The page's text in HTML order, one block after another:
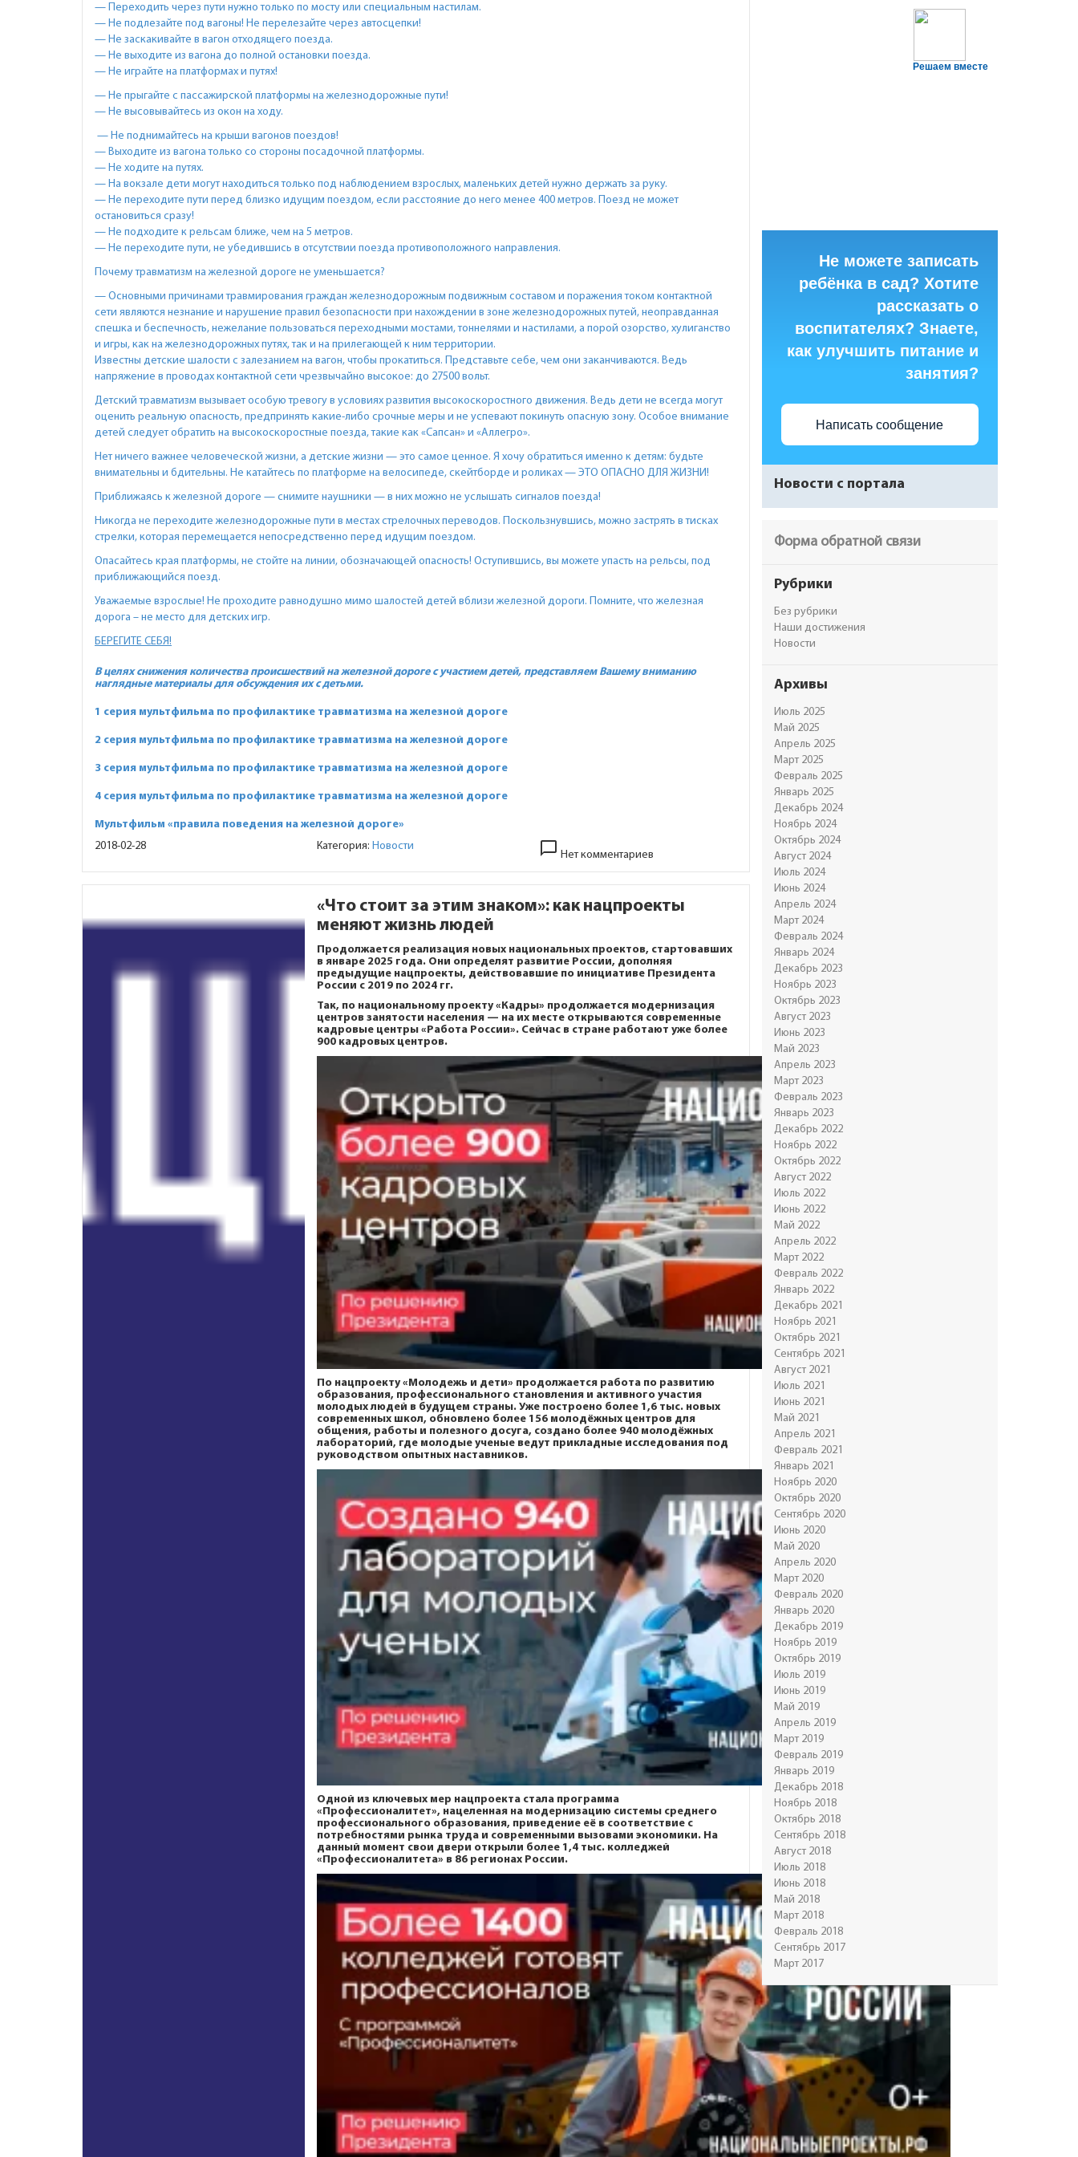
— Переходить через пути нужно только по мосту или специальным настилам.
— Не подлезайте под вагоны! Не перелезайте через автосцепки!
— Не заскакивайте в вагон отходящего поезда.
— Не выходите из вагона до полной остановки поезда.
— Не играйте на платформах и путях!
— Не прыгайте с пассажирской платформы на железнодорожные пути!
— Не высовывайтесь из окон на ходу.
— Не поднимайтесь на крыши вагонов поездов!
— Выходите из вагона только со стороны посадочной платформы.
— Не ходите на путях.
— На вокзале дети могут находиться только под наблюдением взрослых, маленьких детей нужно держать за руку.
— Не переходите пути перед близко идущим поездом, если расстояние до него менее 400 метров. Поезд не может
остановиться сразу!
— Не подходите к рельсам ближе, чем на 5 метров.
— Не переходите пути, не убедившись в отсутствии поезда противоположного направления.
Почему травматизм на железной дороге не уменьшается?
— Основными причинами травмирования граждан железнодорожным подвижным составом и поражения током контактной
сети являются незнание и нарушение правил безопасности при нахождении в зоне железнодорожных путей, неоправданная
спешка и беспечность, нежелание пользоваться переходными мостами, тоннелями и настилами, а порой озорство, хулиганство
и игры, как на железнодорожных путях, так и на прилегающей к ним территории.
Известны детские шалости с залезанием на вагон, чтобы прокатиться. Представьте себе, чем они заканчиваются. Ведь
напряжение в проводах контактной сети чрезвычайно высокое: до 27500 вольт.
Детский травматизм вызывает особую тревогу в условиях развития высокоскоростного движения. Ведь дети не всегда могут
оценить реальную опасность, предпринять какие-либо срочные меры и не успевают покинуть опасную зону. Особое внимание
детей следует обратить на высокоскоростные поезда, такие как «Сапсан» и «Аллегро».
Нет ничего важнее человеческой жизни, а детские жизни — это самое ценное. Я хочу обратиться именно к детям: будьте
внимательны и бдительны. Не катайтесь по платформе на велосипеде, скейтборде и роликах — ЭТО ОПАСНО ДЛЯ ЖИЗНИ!
Приближаясь к железной дороге — снимите наушники — в них можно не услышать сигналов поезда!
Никогда не переходите железнодорожные пути в местах стрелочных переводов. Поскользнувшись, можно застрять в тисках
стрелки, которая перемещается непосредственно перед идущим поездом.
Опасайтесь края платформы, не стойте на линии, обозначающей опасность! Оступившись, вы можете упасть на рельсы, под
приближающийся поезд.
Уважаемые взрослые! Не проходите равнодушно мимо шалостей детей вблизи железной дороги. Помните, что железная
дорога – не место для детских игр.
БЕРЕГИТЕ СЕБЯ!
В целях снижения количества происшествий на железной дороге с участием детей, представляем Вашему вниманию
наглядные материалы для обсуждения их с детьми.
1 серия мультфильма по профилактике травматизма на железной дороге
2 серия мультфильма по профилактике травматизма на железной дороге
3 серия мультфильма по профилактике травматизма на железной дороге
4 серия мультфильма по профилактике травматизма на железной дороге
Мультфильм «правила поведения на железной дороге»
2018-02-28
Категория: Новости chat_bubble_outline Нет комментариев
«Что стоит за этим знаком»: как нацпроекты
меняют жизнь людей
Продолжается реализация новых национальных проектов, стартовавших
в январе 2025 года. Они определят развитие России, дополняя
предыдущие нацпроекты, действовавшие по инициативе Президента
России с 2019 по 2024 гг.
Так, по национальному проекту «Кадры» продолжается модернизация
центров занятости населения — на их месте открываются современные
кадровые центры «Работа России». Сейчас в стране работают уже более
900 кадровых центров.
По нацпроекту «Молодежь и дети» продолжается работа по развитию
образования, профессионального становления и активного участия
молодых людей в будущем страны. Уже построено более 1,6 тыс. новых
современных школ, обновлено более 156 молодёжных центров для
общения, работы и полезного досуга, создано более 940 молодёжных
лабораторий, где молодые ученые ведут прикладные исследования под
руководством опытных наставников.
Одной из ключевых мер нацпроекта стала программа
«Профессионалитет», нацеленная на модернизацию системы среднего
профессионального образования, приведение её в соответствие с
потребностями рынка труда и современными вызовами экономики. На
данный момент свои двери открыли более 1,4 тыс. колледжей
«Профессионалитета» в 86 регионах России.
Решаем вместе
Не можете записать
ребёнка в сад? Хотите
рассказать о
воспитателях? Знаете,
как улучшить питание и
занятия?
Написать сообщение
Новости с портала
Форма обратной связи
Рубрики
Без рубрики
Наши достижения
Новости
Архивы
Июль 2025
Май 2025
Апрель 2025
Март 2025
Февраль 2025
Январь 2025
Декабрь 2024
Ноябрь 2024
Октябрь 2024
Август 2024
Июль 2024
Июнь 2024
Апрель 2024
Март 2024
Февраль 2024
Январь 2024
Декабрь 2023
Ноябрь 2023
Октябрь 2023
Август 2023
Июнь 2023
Май 2023
Апрель 2023
Март 2023
Февраль 2023
Январь 2023
Декабрь 2022
Ноябрь 2022
Октябрь 2022
Август 2022
Июль 2022
Июнь 2022
Май 2022
Апрель 2022
Март 2022
Февраль 2022
Январь 2022
Декабрь 2021
Ноябрь 2021
Октябрь 2021
Сентябрь 2021
Август 2021
Июль 2021
Июнь 2021
Май 2021
Апрель 2021
Февраль 2021
Январь 2021
Ноябрь 2020
Октябрь 2020
Сентябрь 2020
Июнь 2020
Май 2020
Апрель 2020
Март 2020
Февраль 2020
Январь 2020
Декабрь 2019
Ноябрь 2019
Октябрь 2019
Июль 2019
Июнь 2019
Май 2019
Апрель 2019
Март 2019
Февраль 2019
Январь 2019
Декабрь 2018
Ноябрь 2018
Октябрь 2018
Сентябрь 2018
Август 2018
Июль 2018
Июнь 2018
Май 2018
Март 2018
Февраль 2018
Сентябрь 2017
Март 2017